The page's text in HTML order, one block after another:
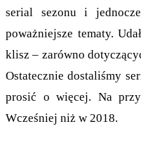
serial sezonu i
poważniejsze tematy.
klisz – zarówno
Ostatecznie dostaliśmy
prosić o więcej. Na
Wcześniej niż w 2018.